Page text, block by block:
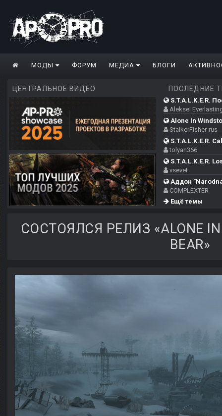
МОДЫ ФОРУМ МЕДИА БЛОГИ
ЦЕНТРАЛЬНОЕ ВИДЕО ПОСЛЕДНИЕ
S.T.A.L.K.E.R.
Aleksei
Alone In
StalkerFisher-rus
S.T.A.L.K.E.R.
tolyan366
S.T.A.L.K.E.R.
vsevet
Аддон
COMPLEXTER
Ещё темы
СОСТОЯЛСЯ РЕЛИЗ «ALONE IN
BEAR»